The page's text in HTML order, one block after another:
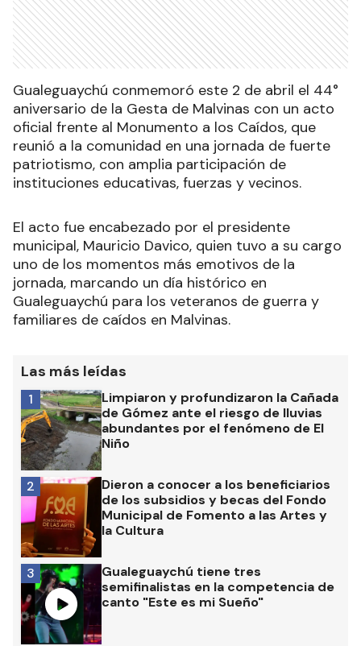
Gualeguaychú conmemoró este 2 de abril el 44°
aniversario de la Gesta de Malvinas con un acto
oficial frente al Monumento a los Caídos, que
reunió a la comunidad en una jornada de fuerte
patriotismo, con amplia participación de
instituciones educativas, fuerzas y vecinos.
El acto fue encabezado por el presidente
municipal, Mauricio Davico, quien tuvo a su cargo
uno de los momentos más emotivos de la
jornada, marcando un día histórico en
Gualeguaychú para los veteranos de guerra y
familiares de caídos en Malvinas.
Las más leídas
Limpiaron y profundizaron la Cañada
de Gómez ante el riesgo de lluvias
abundantes por el fenómeno de El
Niño
1
Dieron a conocer a los beneficiarios
de los subsidios y becas del Fondo
Municipal de Fomento a las Artes y
la Cultura
2
Gualeguaychú tiene tres
semifinalistas en la competencia de
canto "Este es mi Sueño"
3